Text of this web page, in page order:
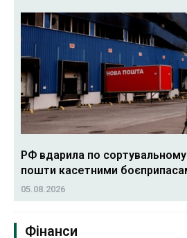
РФ вдарила по
пошти касетними
05.08.2026
Фінанси